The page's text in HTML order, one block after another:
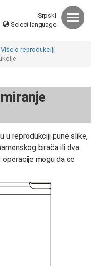
Srpski
Select language
Više o reprodukciji
u reprodukciji pune slike,
birača ili dva
mogu da se